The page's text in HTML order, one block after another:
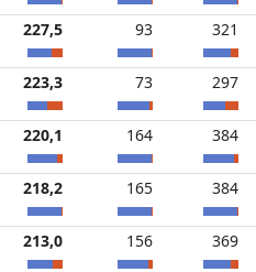
227,5 93 321
223,3 73 297
220,1 164 384
218,2 165 384
213,0 156 369